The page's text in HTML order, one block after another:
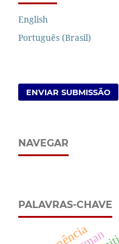
English
Português (Brasil)
ENVIAR SUBMISSÃO
NAVEGAR
PALAVRAS-CHAVE